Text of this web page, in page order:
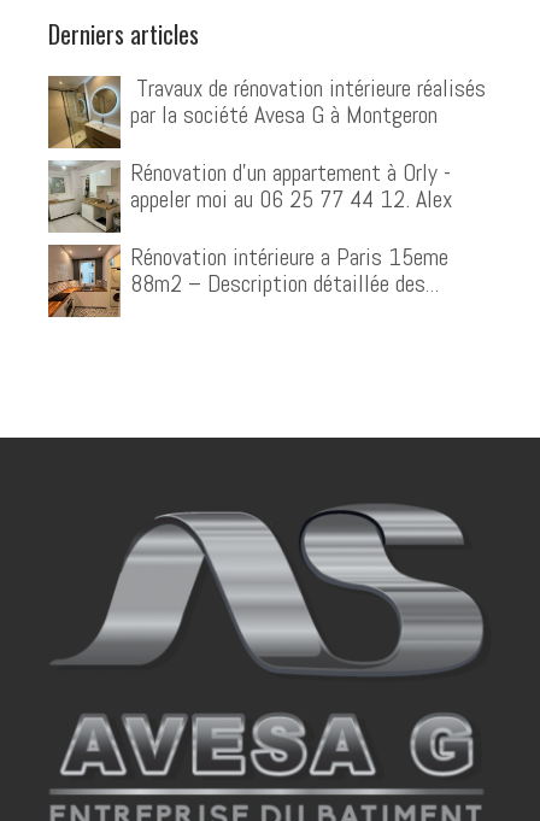
Derniers articles
️ Travaux de rénovation intérieure réalisés
par la société Avesa G à Montgeron
Rénovation d'un appartement à Orly -
appeler moi au 06 25 77 44 12. Alex
Rénovation intérieure a Paris 15eme
88m2 – Description détaillée des